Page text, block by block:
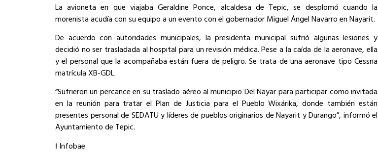
La avioneta en que viajaba Geraldine Ponce, alcaldesa de Tepic, se desplomó cuando la
morenista acudía con su equipo a un evento con el gobernador Miguel Ángel Navarro en Nayarit.
De acuerdo con autoridades municipales, la presidenta municipal sufrió algunas lesiones y
decidió no ser trasladada al hospital para un revisión médica. Pese a la caída de la aeronave, ella
y el personal que la acompañaba están fuera de peligro. Se trata de una aeronave tipo Cessna
matrícula XB-GDL.
“Sufrieron un percance en su traslado aéreo al municipio Del Nayar para participar como invitada
en la reunión para tratar el Plan de Justicia para el Pueblo Wixárika, donde también están
presentes personal de SEDATU y líderes de pueblos originarios de Nayarit y Durango”, informó el
Ayuntamiento de Tepic.
ℹ️ Infobae